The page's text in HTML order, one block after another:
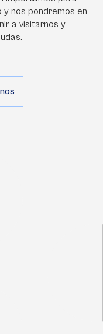
nos pondremos en
a visitarnos y